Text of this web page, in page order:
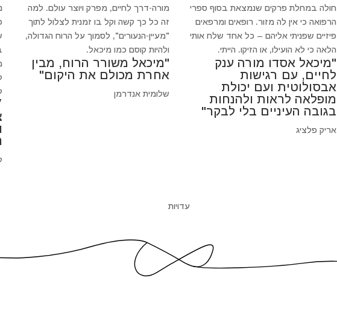
מורה-דרך לחיים, מפרק ויוצר עולם. למה
זה כל כך קשה וקל בו זמנית לצלול לתוך
"מעיין-הנעורים", לסמוך על הרוח הגדולה,
ולהיות קוסם כמו מיכאל.
"מיכאל משורר הרוח, מבין
אחרת מכולם את היקום"
שלומית אנדרמן
חולה במחלת פרקים שנמצאת בסוף ספרי
הרפואה כי אין לה מזור. רופאים ומרפאים
פיזיים שפניתי אליהם – כל אחד שלח אותי
הלאה כי לא הועילו, או הזיקו. הייתי.
"מיכאל אסדו מורה ענק
לחיים, עם רגישות
אבסולוטית ועם יכולת
מופלאה לראות ולהנחות
בגובה העיניים בלי לבקר"
אריק פלציג
עדויות